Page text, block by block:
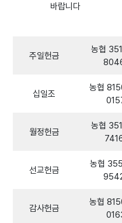
바랍니다
주일헌금
농협
십일조
농협
월정헌금
농협
선교헌금
농협
감사헌금
농협